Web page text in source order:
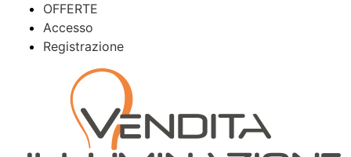
OFFERTE
Accesso
Registrazione